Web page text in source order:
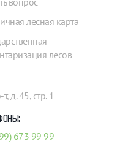
лесная карта
лесов
д. 45, стр. 1
673 99 99